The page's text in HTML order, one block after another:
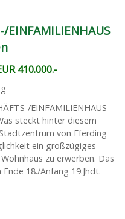
EINFAMILIENHAUS
410.000.-
EINFAMILIENHAUS
steckt hinter diesem
von Eferding
ein großzügiges
zu erwerben. Das
18./Anfang 19.Jhdt.